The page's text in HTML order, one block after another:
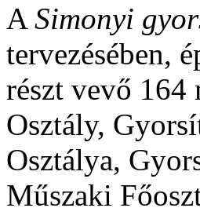
A Simonyi
tervezésében,
részt vevő
Osztály,
Osztálya,
Műszaki